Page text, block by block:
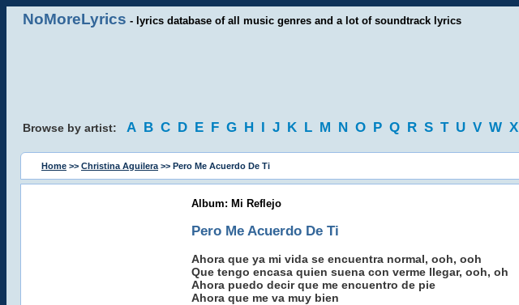
NoMoreLyrics - lyrics database of all music genres and a lot of soundtrack lyrics
Browse by artist: A B C D E F G H I J K L M N O P Q R S T U V W X
Home >> Christina Aguilera >> Pero Me Acuerdo De Ti
Album: Mi Reflejo
Pero Me Acuerdo De Ti
Ahora que ya mi vida se encuentra normal, ooh, ooh
Que tengo encasa quien suena con verme llegar, ooh, oh
Ahora puedo decir que me encuentro de pie
Ahora que me va muy bien